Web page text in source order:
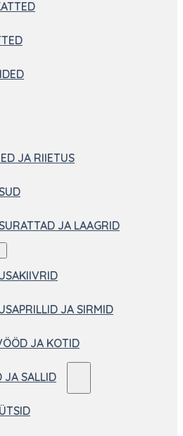
JA RIIETUS
JA LAAGRID
JA SIRMID
JA KOTID
JA SALLID